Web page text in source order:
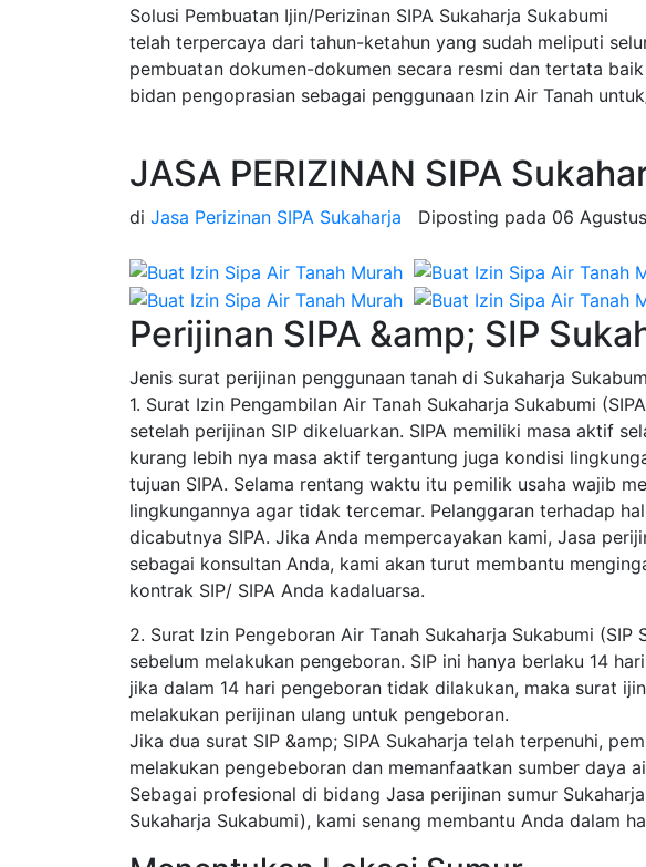
Solusi Pembuatan Ijin/Perizinan SIPA Sukaharja Sukabumi
telah terpercaya dari tahun-ketahun yang sudah meliputi
pembuatan dokumen-dokumen secara resmi dan tertata
bidan pengoprasian sebagai penggunaan Izin Air Tanah
JASA PERIZINAN SIPA
di Jasa Perizinan SIPA Sukaharja Diposting pada 06
Perijinan SIPA &amp; SIP
Jenis surat perijinan penggunaan tanah di Sukaharja
1. Surat Izin Pengambilan Air Tanah Sukaharja Sukabumi
setelah perijinan SIP dikeluarkan. SIPA memiliki masa aktif
kurang lebih nya masa aktif tergantung juga kondisi
tujuan SIPA. Selama rentang waktu itu pemilik usaha wajib
lingkungannya agar tidak tercemar. Pelanggaran terhadap
dicabutnya SIPA. Jika Anda mempercayakan kami, Jasa
sebagai konsultan Anda, kami akan turut membantu
kontrak SIP/ SIPA Anda kadaluarsa.
2. Surat Izin Pengeboran Air Tanah Sukaharja Sukabumi (SIP
sebelum melakukan pengeboran. SIP ini hanya berlaku 14
jika dalam 14 hari pengeboran tidak dilakukan, maka surat
melakukan perijinan ulang untuk pengeboran.
Jika dua surat SIP &amp; SIPA Sukaharja telah terpenuhi,
melakukan pengebeboran dan memanfaatkan sumber daya
Sebagai profesional di bidang Jasa perijinan sumur
Sukaharja Sukabumi), kami senang membantu Anda dalam